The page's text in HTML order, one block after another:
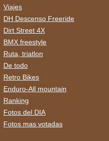
Viajes
DH Descenso Freeride
Dirt Street 4X
BMX freestyle
Ruta, triatlon
De todo
Retro Bikes
Enduro-All mountain
Ranking
Fotos del DIA
Fotos mas votadas